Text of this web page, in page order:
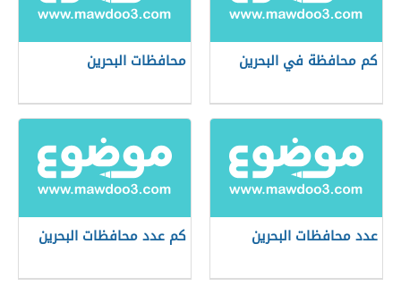
كم محافظة في البحرين محافظات البحرين
عدد محافظات البحرين كم عدد محافظات البحرين